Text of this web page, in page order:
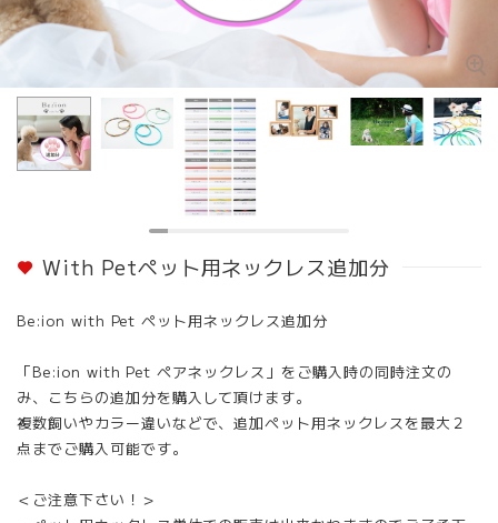
With Petペット用ネックレス追加分
Be:ion with Pet ペット用ネックレス追加分
「Be:ion with Pet ペアネックレス」をご購入時の同時注文の
み、こちらの追加分を購入して頂けます。
複数飼いやカラー違いなどで、追加ペット用ネックレスを最大２
点までご購入可能です。
＜ご注意下さい！＞